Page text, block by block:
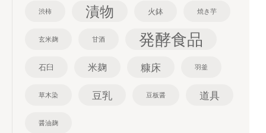
渋柿 漬物 火鉢 焼き芋
玄米麹 甘酒 発酵食品
石臼 米麹 糠床 羽釜
草木染 豆乳 豆板醤 道具
醤油麹